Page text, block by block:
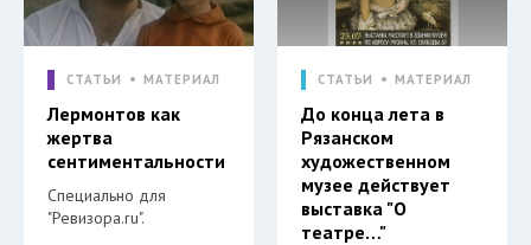
СТАТЬИ МАТЕРИАЛ
Лермонтов как
жертва
сентиментальности
Специально для
"Ревизора.ru".
СТАТЬИ МАТЕРИАЛ
До конца лета в
Рязанском
художественном
музее действует
выставка "О
театре…"